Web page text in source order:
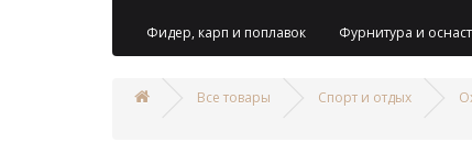
Фидер, карп и поплавок Фурнитура и
Все товары Спорт и отдых